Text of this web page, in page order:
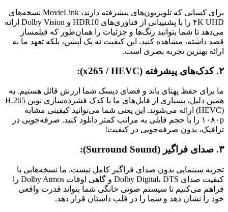
برای کسانی که تلویزیون‌های پیشرفته دارند، MovieLink نسخه‌های
۴K UHD را با پشتیبانی از فناوری‌های HDR10 و Dolby Vision ارائه
می‌دهد تا شما بتوانید رنگ‌ها و جزئیات را همان‌طور که فیلمساز
قصد داشته، مشاهده کنید. این کیفیت نه یک آپشن، بلکه تعهد ما به
ارائه بهترین تجربه بصری است.
۲. کدک‌های پیشرفته (x265 / HEVC):
ما برای حفظ پهنای باند و فضای دیسک شما ارزش قائل هستیم. به
همین دلیل، بسیاری از فایل‌های ما با کدک فشرده‌سازی نوین H.265
(HEVC) ارائه می‌شوند. این یعنی شما می‌توانید کیفیتی مشابه
۱۰۸۰p را با حجم فایلی به مراتب کمتر دانلود کنید. صرفه‌جویی در
ترافیک، بدون صرفه‌جویی در کیفیت!
۳. صدای فراگیر (Surround Sound):
تجربه سینمایی بدون صدای فراگیر کامل نیست. ما نسخه‌هایی با
کیفیت صدای Dolby Digital، DTS و گاهی اوقات Dolby Atmos را
فراهم می‌کنیم تا سیستم صوتی خانگی شما بتواند قدرت واقعی
خود را نشان دهد و شما را در قلب داستان قرار دهد.